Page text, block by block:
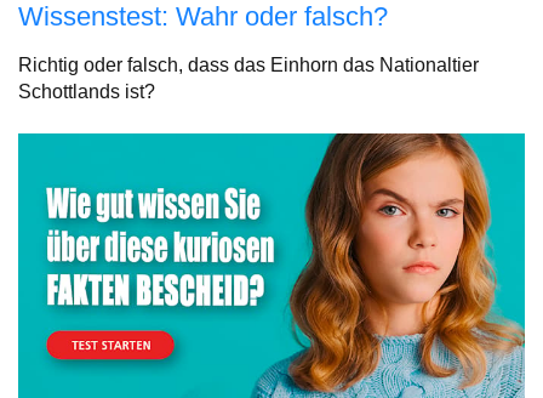
Wissenstest: Wahr oder falsch?
Richtig oder falsch, dass das Einhorn das Nationaltier
Schottlands ist?